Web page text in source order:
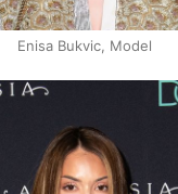
Enisa Bukvic, Model